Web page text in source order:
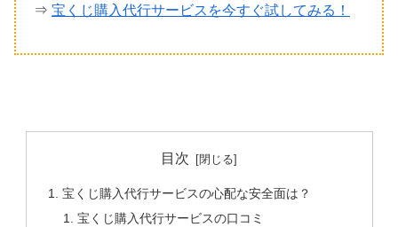
⇒ 宝くじ購入代行サービスを今すぐ試してみる！
目次
宝くじ購入代行サービスの心配な安全面は？
宝くじ購入代行サービスの口コミ